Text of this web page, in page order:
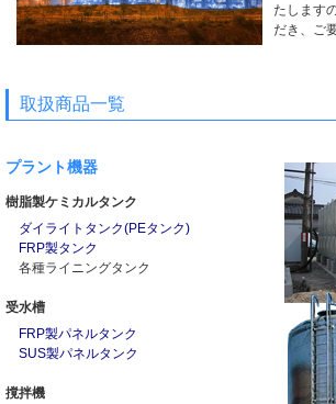
たします
だき、ご
取扱商品一覧
プラント機器
樹脂製ケミカルタンク
ダイライトタンク(PEタンク)
FRP製タンク
各種ライニングタンク
受水槽
FRP製パネルタンク
SUS製パネルタンク
撹拌機